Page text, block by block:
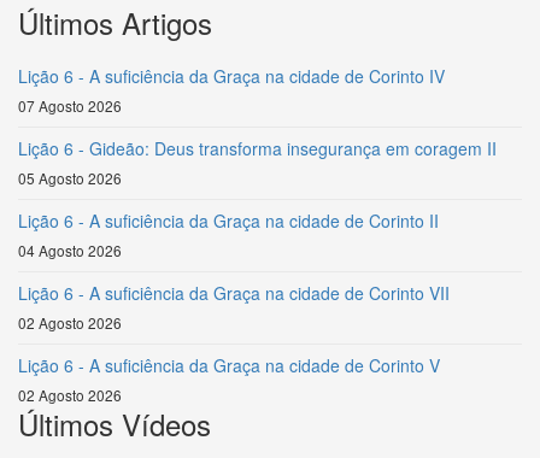
Últimos Artigos
Lição 6 - A suficiência da Graça na cidade de Corinto IV
07 Agosto 2026
Lição 6 - Gideão: Deus transforma insegurança em coragem II
05 Agosto 2026
Lição 6 - A suficiência da Graça na cidade de Corinto II
04 Agosto 2026
Lição 6 - A suficiência da Graça na cidade de Corinto VII
02 Agosto 2026
Lição 6 - A suficiência da Graça na cidade de Corinto V
02 Agosto 2026
Últimos Vídeos